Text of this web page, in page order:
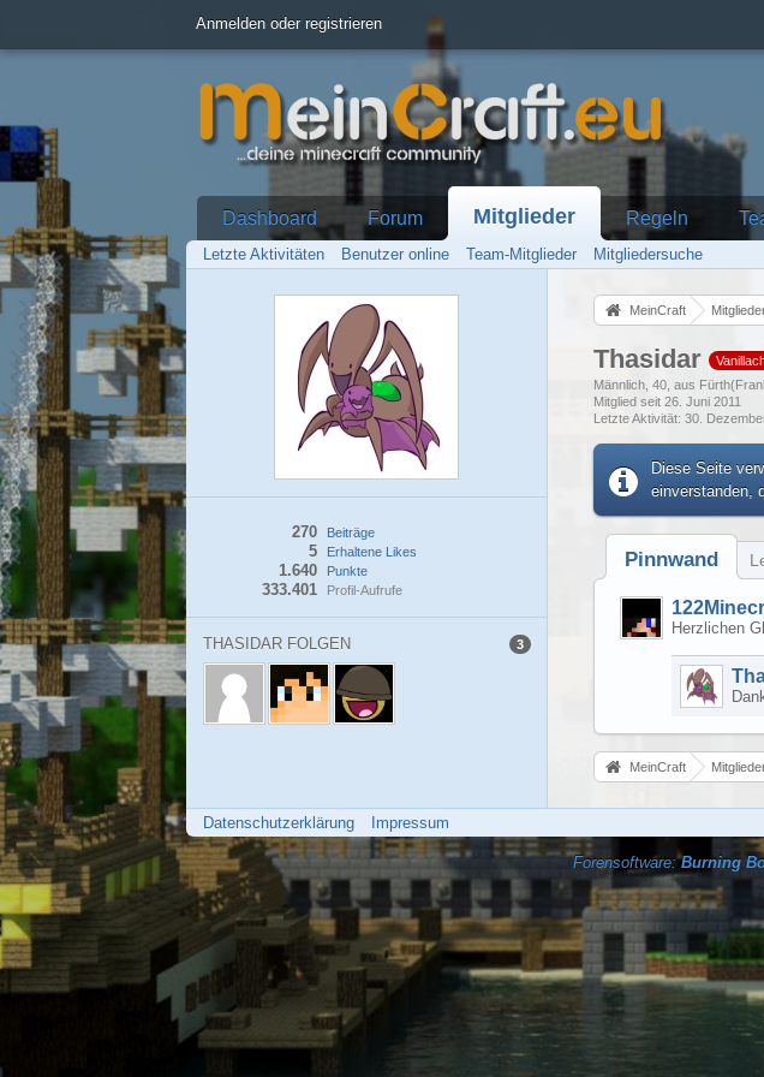
Anmelden oder registrieren
Dashboard Forum Mitglieder Regeln
Letzte Aktivitäten Benutzer online Team-Mitglieder Mitgliedersuche
Beiträge
270
Erhaltene Likes
5
Punkte
1.640
Profil-Aufrufe
333.401
THASIDAR FOLGEN 3
MeinCraft
Thasidar
Männlich 40 aus
Mitglied seit 26. Juni 2011
Letzte Aktivität 30.
Diese Seite
einverstanden,
Pinnwand
Herzlichen
MeinCraft
Datenschutzerklärung Impressum
Forensoftware:Burning